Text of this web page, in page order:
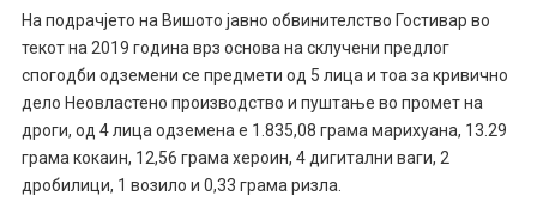
На подрачјето на Вишото јавно обвинителство Гостивар во
текот на 2019 година врз основа на склучени предлог
спогодби одземени се предмети од 5 лица и тоа за кривично
дело Неовластено производство и пуштање во промет на
дроги, од 4 лица одземена е 1.835,08 грама марихуана, 13.29
грама кокаин, 12,56 грама хероин, 4 дигитални ваги, 2
дробилици, 1 возило и 0,33 грама ризла.